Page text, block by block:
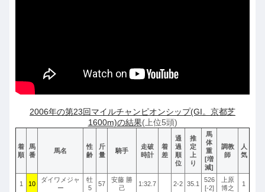
2006年の第23回マイルチャンピオンシップ(GI。京都芝
1600m)の結果(上位5頭)
着
順
馬
番
馬名
性
齢
斤
量
騎手
走破
時計
着
差
通
過
順
位
推
定
上
り
馬
体
重
[増
減]
調教
師
人
気
1 10
ダイワメジャ
ー
牡
5
57
安藤 勝
己
1:32.7 2-2 35.1
526
[-2]
上原
博之
1